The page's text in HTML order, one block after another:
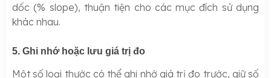
dốc (% slope), thuận tiện cho các mục đích sử dụng
khác nhau.
5. Ghi nhớ hoặc lưu giá trị đo
Một số loại thước có thể ghi nhớ giá trị đo trước, giữ số